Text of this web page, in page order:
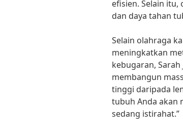
efisien. Selain
dan daya tahan
Selain olahraga
meningkatkan
kebugaran,
membangun
tinggi daripada
tubuh Anda akan
sedang istirahat.”